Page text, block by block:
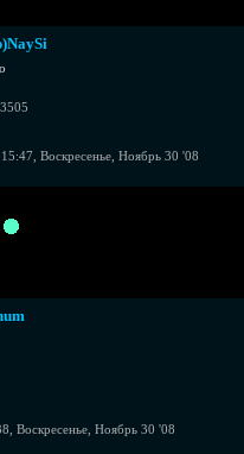
15:47, Воскресенье, Ноябрь 30 '08
Воскресенье, Ноябрь 30 '08